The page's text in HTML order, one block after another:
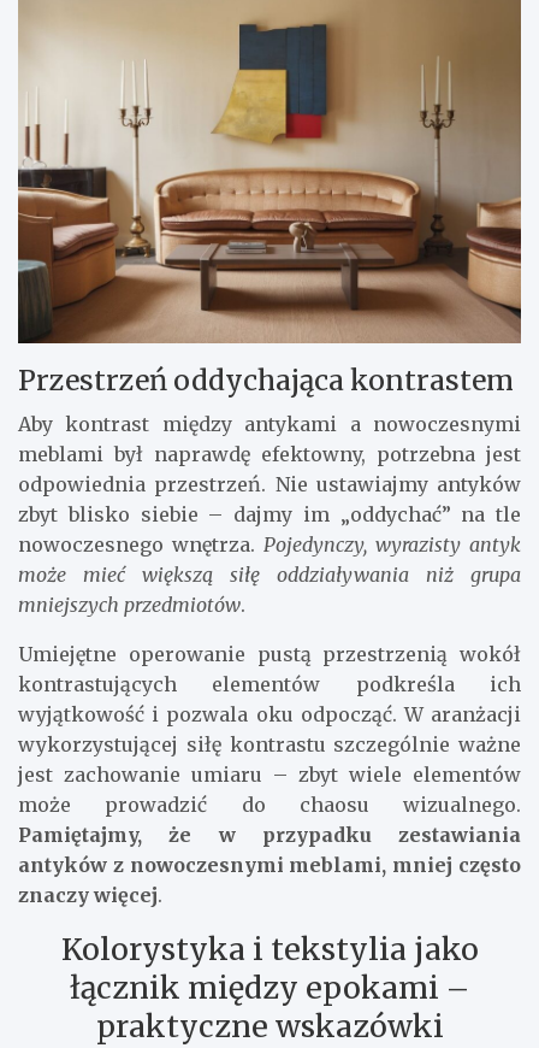
Przestrzeń oddychająca kontrastem
Aby kontrast między antykami a nowoczesnymi
meblami był naprawdę efektowny, potrzebna jest
odpowiednia przestrzeń. Nie ustawiajmy antyków
zbyt blisko siebie – dajmy im „oddychać” na tle
nowoczesnego wnętrza. Pojedynczy, wyrazisty antyk
może mieć większą siłę oddziaływania niż grupa
mniejszych przedmiotów.
Umiejętne operowanie pustą przestrzenią wokół
kontrastujących elementów podkreśla ich
wyjątkowość i pozwala oku odpocząć. W aranżacji
wykorzystującej siłę kontrastu szczególnie ważne
jest zachowanie umiaru – zbyt wiele elementów
może prowadzić do chaosu wizualnego.
Pamiętajmy, że w przypadku zestawiania
antyków z nowoczesnymi meblami, mniej często
znaczy więcej.
Kolorystyka i tekstylia jako
łącznik między epokami –
praktyczne wskazówki